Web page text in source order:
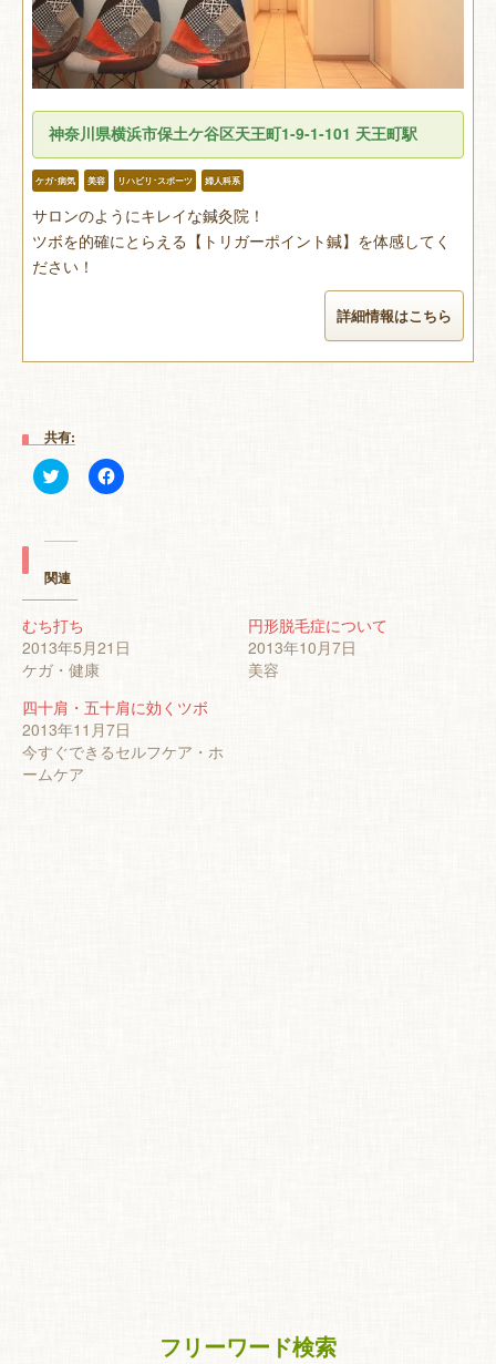
神奈川県横浜市保土ケ谷区天王町1-9-1-101 天王町駅
ケガ･病気 美容 リハビリ･スポーツ 婦人科系
サロンのようにキレイな鍼灸院！
ツボを的確にとらえる【トリガーポイント鍼】を体感してく
ださい！
詳細情報はこちら
共有:
ク
リ
て
で
共
有
(新
し
い
ウ
ィ
ド
ウ
で
開
き
ま
Facebook
で
し
て
さ
い
(新
し
い
関連
むち打ち
2013年5月21日
ケガ・健康
円形脱毛症について
2013年10月7日
美容
四十肩・五十肩に効くツボ
2013年11月7日
今すぐできるセルフケア・ホ
ームケア
フリーワード検索